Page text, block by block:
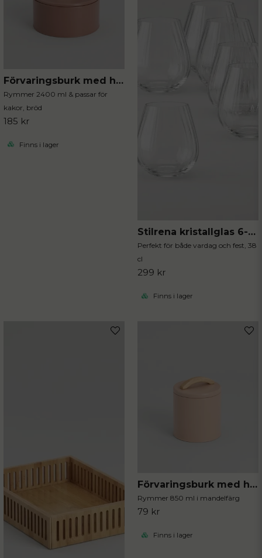
Förvaringsburk med handtag mocca
Rymmer 2400 ml & passar för
kakor, bröd
185 kr
Finns i lager
Stilrena kristallglas 6-pack
Perfekt för både vardag och fest, 38
cl
299 kr
Finns i lager
Förvaringsburk med handtag mandel
Rymmer 850 ml i mandelfärg
79 kr
Finns i lager